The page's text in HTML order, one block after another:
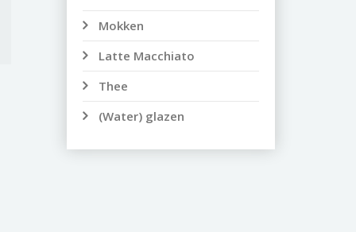
Mokken
Latte Macchiato
Thee
(Water) glazen